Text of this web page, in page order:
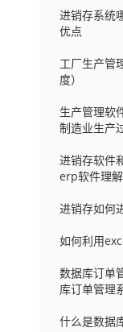
进销存系统
优点
工厂生产管
度）
生产管理软
制造业生产
进销存软件
erp软件理解
进销存如何
如何利用
数据库订单
库订单管理
什么是数据